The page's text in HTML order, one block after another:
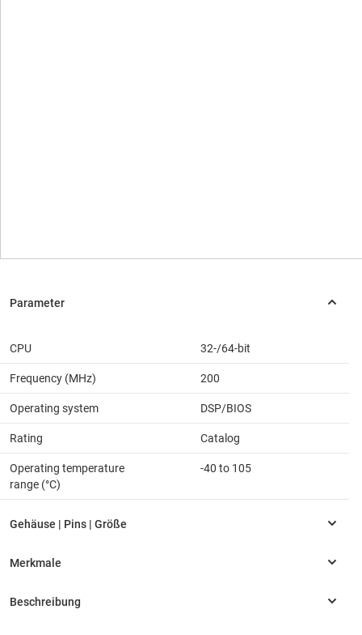
CPU 32-/64-bit
Frequency (MHz) 200
Operating system DSP/BIOS
Rating Catalog
Operating temperature
range (°C)
-40 to 105